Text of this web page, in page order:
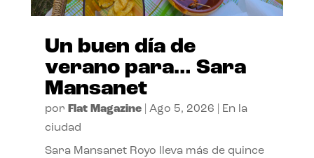
Un buen día de
verano para… Sara
Mansanet
por Flat Magazine| Ago 5, 2026
En la
ciudad
Sara Mansanet Royo lleva más de quince